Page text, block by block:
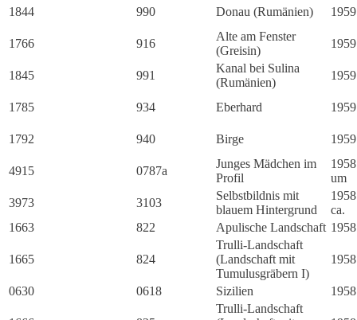
1844 990 Donau (Rumänien) 1959
1766 916
Alte am Fenster
(Greisin)
1959
1845 991
Kanal bei Sulina
(Rumänien)
1959
1785 934 Eberhard 1959
1792 940 Birge 1959
4915 0787a
Junges Mädchen im
Profil
1958
um
3973
3103
Selbstbildnis mit
blauem Hintergrund
1958
ca.
1663
822 Apulische Landschaft 1958
1665 824
Trulli-Landschaft
(Landschaft mit
Tumulusgräbern I)
1958
0630 0618 Sizilien 1958
Trulli-Landschaft